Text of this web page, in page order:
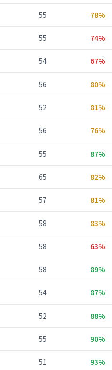
55 78%
55 74%
54 67%
56 80%
52 81%
56 76%
55 87%
65 82%
57 81%
58 83%
58 63%
58 89%
54 87%
52 88%
55 90%
51 93%